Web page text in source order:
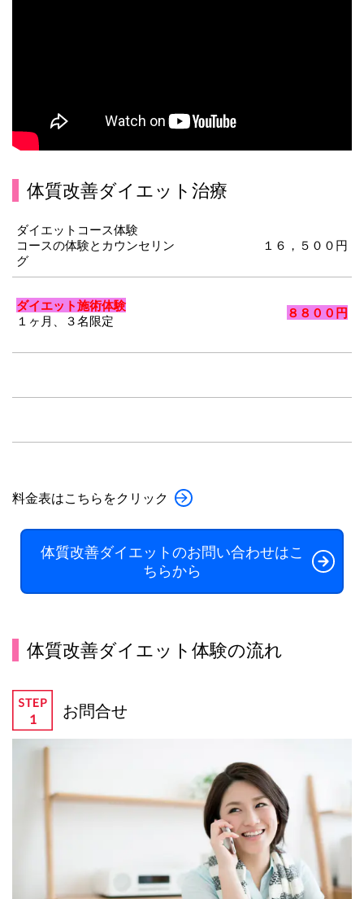
体質改善ダイエット治療
ダイエットコース体験
コースの体験とカウンセリン
グ
１６，５００円
ダイエット施術体験
１ヶ月、３名限定
８８００円
料金表はこちらをクリック
体質改善ダイエットのお問い合わせはこ
ちらから
体質改善ダイエット体験の流れ
お問合せ